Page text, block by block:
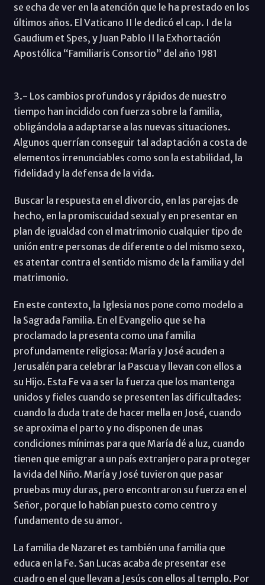
se echa de ver en la atención que le ha prestado en los
últimos años. El Vaticano II le dedicó el cap. I de la
Gaudium et Spes, y Juan Pablo II la Exhortación
Apostólica “Familiaris Consortio” del año 1981
3.- Los cambios profundos y rápidos de nuestro
tiempo han incidido con fuerza sobre la familia,
obligándola a adaptarse a las nuevas situaciones.
Algunos querrían conseguir tal adaptación a costa de
elementos irrenunciables como son la estabilidad, la
fidelidad y la defensa de la vida.
Buscar la respuesta en el divorcio, en las parejas de
hecho, en la promiscuidad sexual y en presentar en
plan de igualdad con el matrimonio cualquier tipo de
unión entre personas de diferente o del mismo sexo,
es atentar contra el sentido mismo de la familia y del
matrimonio.
En este contexto, la Iglesia nos pone como modelo a
la Sagrada Familia. En el Evangelio que se ha
proclamado la presenta como una familia
profundamente religiosa: María y José acuden a
Jerusalén para celebrar la Pascua y llevan con ellos a
su Hijo. Esta Fe va a ser la fuerza que los mantenga
unidos y fieles cuando se presenten las dificultades:
cuando la duda trate de hacer mella en José, cuando
se aproxima el parto y no disponen de unas
condiciones mínimas para que María dé a luz, cuando
tienen que emigrar a un país extranjero para proteger
la vida del Niño. María y José tuvieron que pasar
pruebas muy duras, pero encontraron su fuerza en el
Señor, porque lo habían puesto como centro y
fundamento de su amor.
La familia de Nazaret es también una familia que
educa en la Fe. San Lucas acaba de presentar ese
cuadro en el que llevan a Jesús con ellos al templo. Por